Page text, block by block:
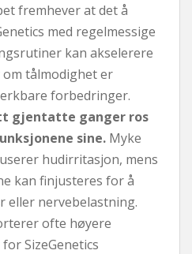
fremhever at det å
med regelmessige
kan akselerere
tålmodighet er
forbedringer.
gjentatte ganger ros
sine. Myke
hudirritasjon, mens
kan finjusteres for å
eller nervebelastning.
ofte høyere
SizeGenetics